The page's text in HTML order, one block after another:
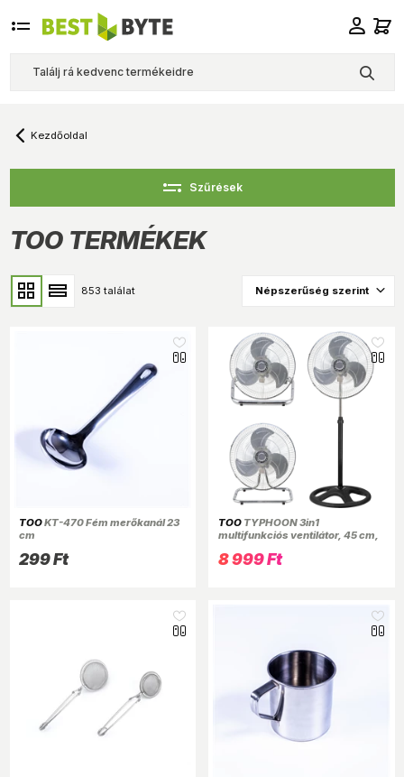
Kezdőoldal
TOO TERMÉKEK
853 találat
TOOKT-470 Fém merőkanál 23
cm
299 Ft
TOOTYPHOON 3in1
multifunkciós ventilátor, 45 cm,
8 999 Ft
Szűrések